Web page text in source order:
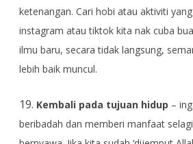
ketenangan. Cari hobi atau aktiviti
instagram atau tiktok kita nak cuba
ilmu baru, secara tidak langsung,
lebih baik muncul.
19. Kembali pada tujuan hidup –
beribadah dan memberi manfaat